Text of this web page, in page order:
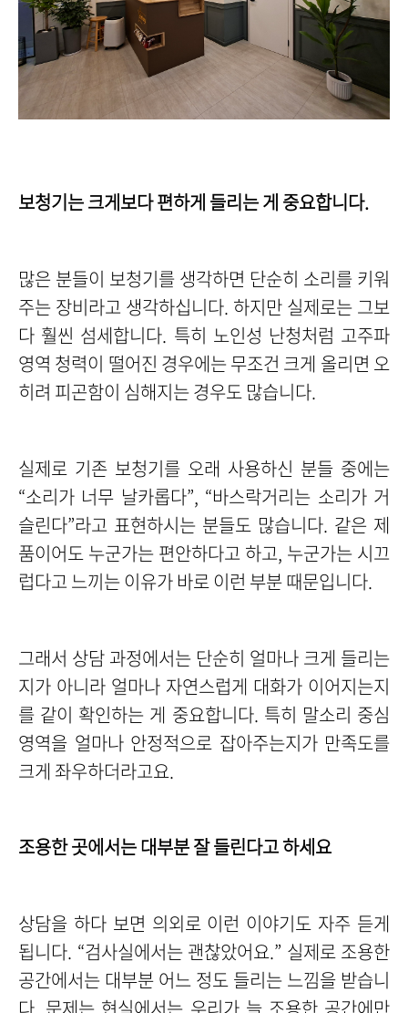
보청기는 크게보다 편하게 들리는 게 중요합니다.
많은 분들이 보청기를 생각하면 단순히 소리를 키워
주는 장비라고 생각하십니다. 하지만 실제로는 그보
다 훨씬 섬세합니다. 특히 노인성 난청처럼 고주파
영역 청력이 떨어진 경우에는 무조건 크게 올리면 오
히려 피곤함이 심해지는 경우도 많습니다.
실제로 기존 보청기를 오래 사용하신 분들 중에는
“소리가 너무 날카롭다”, “바스락거리는 소리가 거
슬린다”라고 표현하시는 분들도 많습니다. 같은 제
품이어도 누군가는 편안하다고 하고, 누군가는 시끄
럽다고 느끼는 이유가 바로 이런 부분 때문입니다.
그래서 상담 과정에서는 단순히 얼마나 크게 들리는
지가 아니라 얼마나 자연스럽게 대화가 이어지는지
를 같이 확인하는 게 중요합니다. 특히 말소리 중심
영역을 얼마나 안정적으로 잡아주는지가 만족도를
크게 좌우하더라고요.
조용한 곳에서는 대부분 잘 들린다고 하세요
상담을 하다 보면 의외로 이런 이야기도 자주 듣게
됩니다. “검사실에서는 괜찮았어요.” 실제로 조용한
공간에서는 대부분 어느 정도 들리는 느낌을 받습니